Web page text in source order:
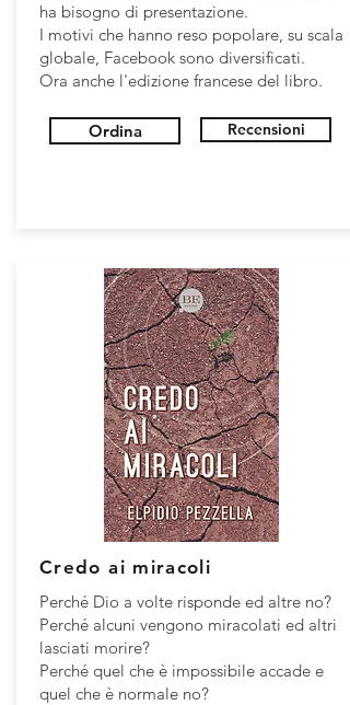
ha bisogno di presentazione.
I motivi che hanno reso popolare, su scala
globale, Facebook sono diversificati.
Ora anche l'edizione francese del libro.
Ordina Recensioni
Credo ai miracoli
Perché Dio a volte risponde ed altre no?
Perché alcuni vengono miracolati ed altri
lasciati morire?
Perché quel che è impossibile accade e
quel che è normale no?